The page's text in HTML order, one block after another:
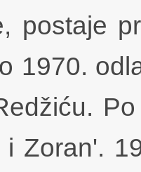
postaje
1970.
i Zoran'.